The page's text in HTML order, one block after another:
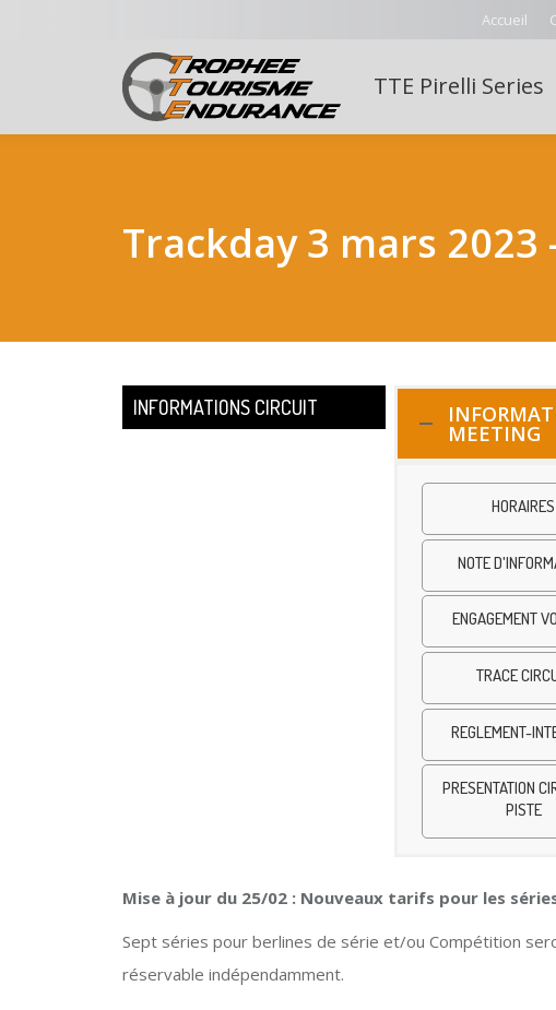
Accueil
TTE Pirelli Series
Trackday 3 mars 2023
INFORMATIONS CIRCUIT
MEETING
HORAIRES
NOTE
ENGAGEMENT
TRACE
REGLEMENT-
PRESENTATION
PISTE
Mise à jour du 25/02 : Nouveaux tarifs pour les
Sept séries pour berlines de série et/ou Compétition
réservable indépendamment.